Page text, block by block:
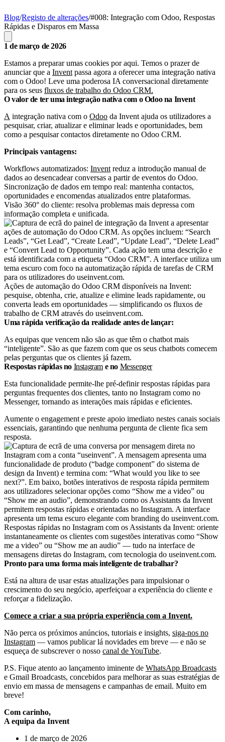
Blog/Registo de alterações/#008: Integração com Odoo, Respostas
Rápidas e Disparos em Massa
1 de março de 2026
Estamos a preparar umas cookies por aqui. Temos o prazer de
anunciar que a Invent passa agora a oferecer uma integração nativa
com o Odoo! Leve uma poderosa IA conversacional diretamente
para os seus fluxos de trabalho do Odoo CRM.
O valor de ter uma integração nativa com o Odoo na Invent
A integração nativa com o Odoo da Invent ajuda os utilizadores a
pesquisar, criar, atualizar e eliminar leads e oportunidades, bem
como a pesquisar contactos diretamente no Odoo CRM.
Principais vantagens:
Workflows automatizados: Invent reduz a introdução manual de
dados ao desencadear conversas a partir de eventos do Odoo.
Sincronização de dados em tempo real: mantenha contactos,
oportunidades e encomendas atualizados entre plataformas.
Visão 360° do cliente: resolva problemas mais depressa com
informação completa e unificada.
Ações de automação do Odoo CRM disponíveis na Invent:
pesquise, obtenha, crie, atualize e elimine leads rapidamente, ou
converta leads em oportunidades — simplificando os fluxos de
trabalho de CRM através do useinvent.com.
Uma rápida verificação da realidade antes de lançar:
As equipas que vencem não são as que têm o chatbot mais
“inteligente”. São as que fazem com que os seus chatbots comecem
pelas perguntas que os clientes já fazem.
Respostas rápidas no Instagram e no Messenger
Esta funcionalidade permite-lhe pré-definir respostas rápidas para
perguntas frequentes dos clientes, tanto no Instagram como no
Messenger, tornando as interações mais rápidas e eficientes.
Aumente o engagement e preste apoio imediato nestes canais sociais
essenciais, garantindo que nenhuma pergunta de cliente fica sem
resposta.
Respostas rápidas no Instagram com os Assistants da Invent: oriente
instantaneamente os clientes com sugestões interativas como “Show
me a video” ou “Show me an audio” — tudo na interface de
mensagens diretas do Instagram, com tecnologia do useinvent.com.
Pronto para uma forma mais inteligente de trabalhar?
Está na altura de usar estas atualizações para impulsionar o
crescimento do seu negócio, aperfeiçoar a experiência do cliente e
reforçar a fidelização.
Comece a criar a sua própria experiência com a Invent.
Não perca os próximos anúncios, tutoriais e insights, siga-nos no
Instagram — vamos publicar lá novidades em breve — e não se
esqueça de subscrever o nosso canal de YouTube.
P.S. Fique atento ao lançamento iminente de WhatsApp Broadcasts
e Gmail Broadcasts, concebidos para melhorar as suas estratégias de
envio em massa de mensagens e campanhas de email. Muito em
breve!
Com carinho,
A equipa da Invent
1 de março de 2026